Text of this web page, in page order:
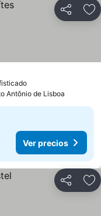
Compartir
Ver precios
Antônio de Lisboa
Ver precios
Compartir